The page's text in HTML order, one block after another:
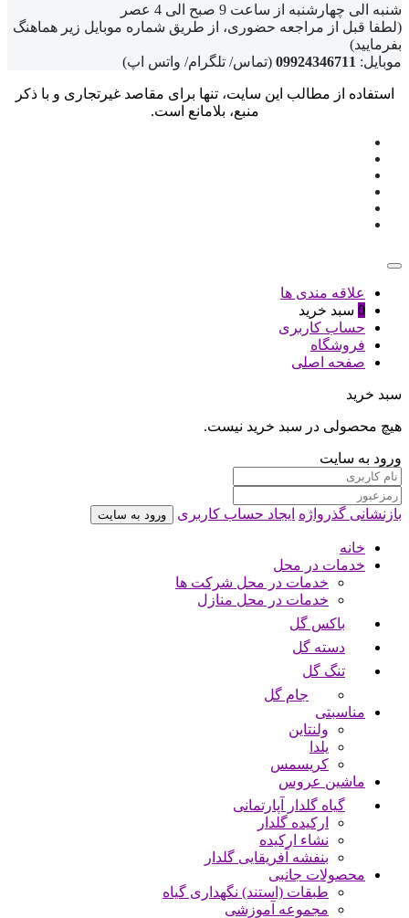
شنبه الی چهارشنبه از ساعت 9 صبح الی 4 عصر
(لطفا قبل از مراجعه حضوری، از طریق شماره موبایل زیر هماهنگ
بفرمایید)
موبایل: 09924346711 (تماس/ تلگرام/ واتس اپ)
استفاده از مطالب این سایت، تنها برای مقاصد غیرتجاری و با ذکر
منبع، بلامانع است.
علاقه مندی ها
0 سبد خرید
حساب کاربری
فروشگاه
صفحه اصلی
سبد خرید
هیچ محصولی در سبد خرید نیست.
ورود به سایت
بازنشانی گذرواژه ایجاد حساب کاربری ورود به سایت
خانه
خدمات در محل
خدمات در محل شرکت ها
خدمات در محل منازل
باکس گل
دسته گل
تنگ گل
جام گل
مناسبتی
ولنتاین
یلدا
کریسمس
ماشین عروس
گیاه گلدار آپارتمانی
ارکیده گلدار
نشاء ارکیده
بنفشه آفریقایی گلدار
محصولات جانبی
طبقات (استند) نگهداری گیاه
مجموعه آموزشی